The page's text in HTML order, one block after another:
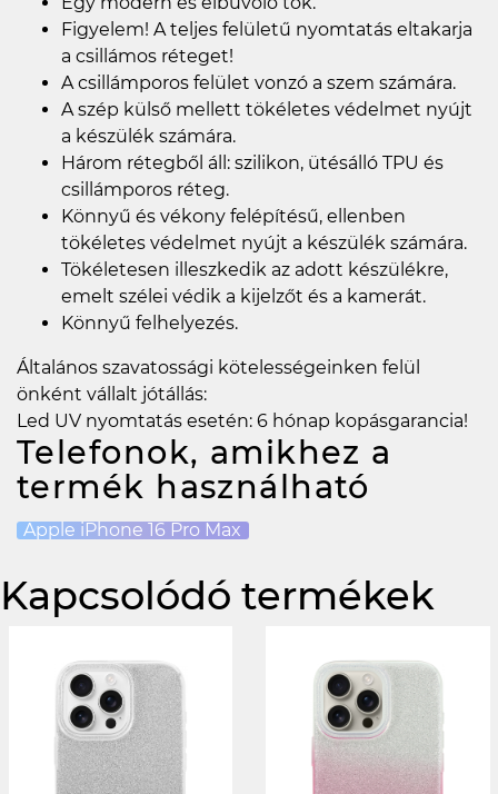
Figyelem! A teljes felületű nyomtatás eltakarja
a csillámos réteget!
A csillámporos felület vonzó a szem számára.
A szép külső mellett tökéletes védelmet nyújt
a készülék számára.
Három rétegből áll: szilikon, ütésálló TPU és
csillámporos réteg.
Könnyű és vékony felépítésű, ellenben
tökéletes védelmet nyújt a készülék számára.
Tökéletesen illeszkedik az adott készülékre,
emelt szélei védik a kijelzőt és a kamerát.
Könnyű felhelyezés.
Általános szavatossági kötelességeinken felül
önként vállalt jótállás:
Led UV nyomtatás esetén: 6 hónap kopásgarancia!
Telefonok, amikhez a
termék használható
Apple iPhone 16 Pro Max
Kapcsolódó termékek